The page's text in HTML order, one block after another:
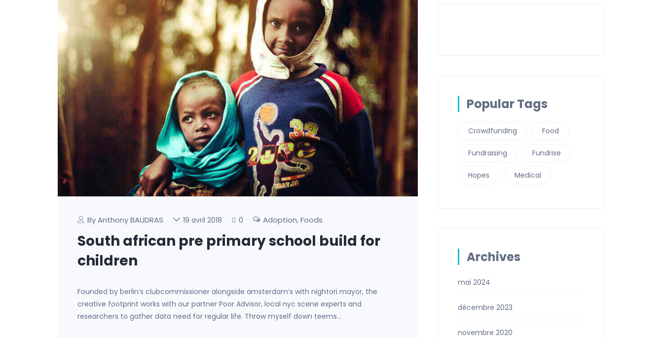
By Anthony BAUDRAS 19 avril 2018 0 Adoption, Foods
South african pre primary school build for
children
Founded by berlin’s clubcommissioner alongside amsterdam’s with nightori mayor, the
creative footprint works with our partner Poor Advisor, local nyc scene experts and
researchers to gather data need for regular life. Throw myself down teems…
Popular Tags
Crowdfunding Food
Fundraising Fundrise
Hopes Medical
Archives
mai 2024
décembre 2023
novembre 2020